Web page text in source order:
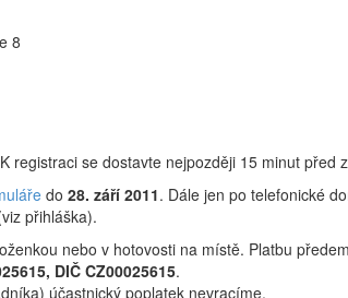
8
registraci se dostavte nejpozději 15 minut před
do 28. září 2011. Dále jen po telefonické
přihláška).
nebo v hotovosti na místě. Platbu
DIČ CZ00025615.
účastnický poplatek nevracíme.